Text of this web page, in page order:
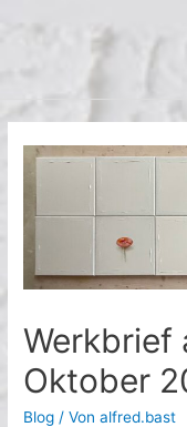
Werkbrief
Oktober
Blog / Vonalfred.bast